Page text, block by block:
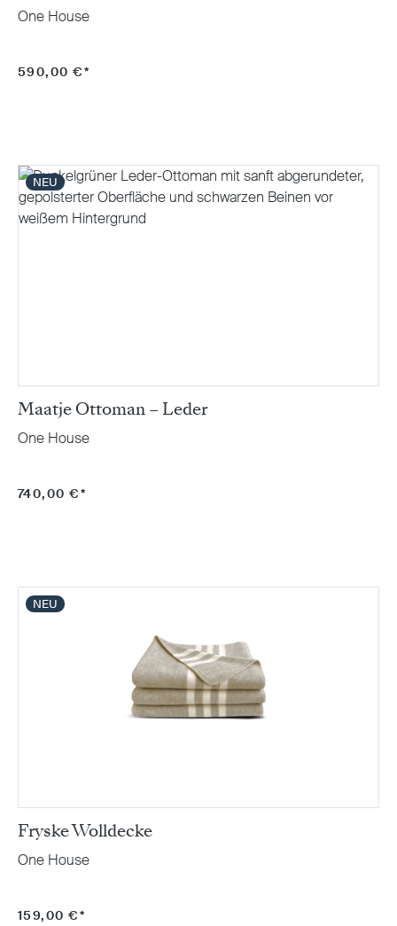
One House
590,00 €*
NEU
Maatje Ottoman – Leder
One House
740,00 €*
NEU
Fryske Wolldecke
One House
159,00 €*